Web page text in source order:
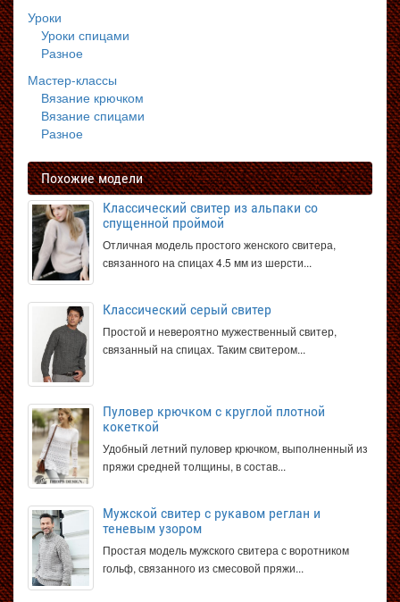
Уроки
Уроки спицами
Разное
Мастер-классы
Вязание крючком
Вязание спицами
Разное
Похожие модели
Классический свитер из альпаки со
спущенной проймой
Отличная модель простого женского свитера,
связанного на спицах 4.5 мм из шерсти...
Классический серый свитер
Простой и невероятно мужественный свитер,
связанный на спицах. Таким свитером...
Пуловер крючком с круглой плотной
кокеткой
Удобный летний пуловер крючком, выполненный из
пряжи средней толщины, в состав...
Мужской свитер с рукавом реглан и
теневым узором
Простая модель мужского свитера с воротником
гольф, связанного из смесовой пряжи...